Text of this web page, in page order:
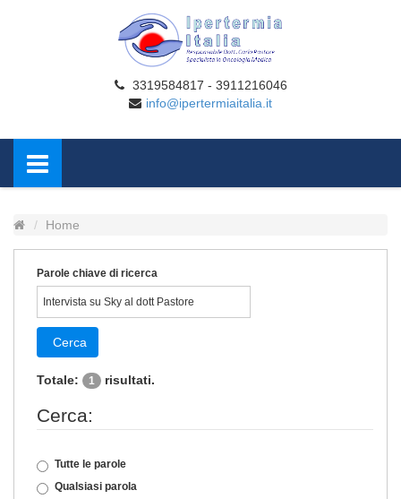
3319584817 - 3911216046
info@ipertermiaitalia.it
Home
Parole chiave di ricerca
Cerca
Totale: 1 risultati.
Cerca:
Tutte le parole
Qualsiasi parola